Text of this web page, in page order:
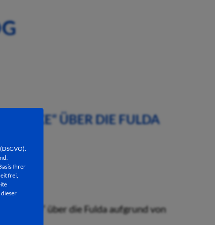
Ihrer
frei,
ÜBER DIE FULDA
über die Fulda aufgrund von